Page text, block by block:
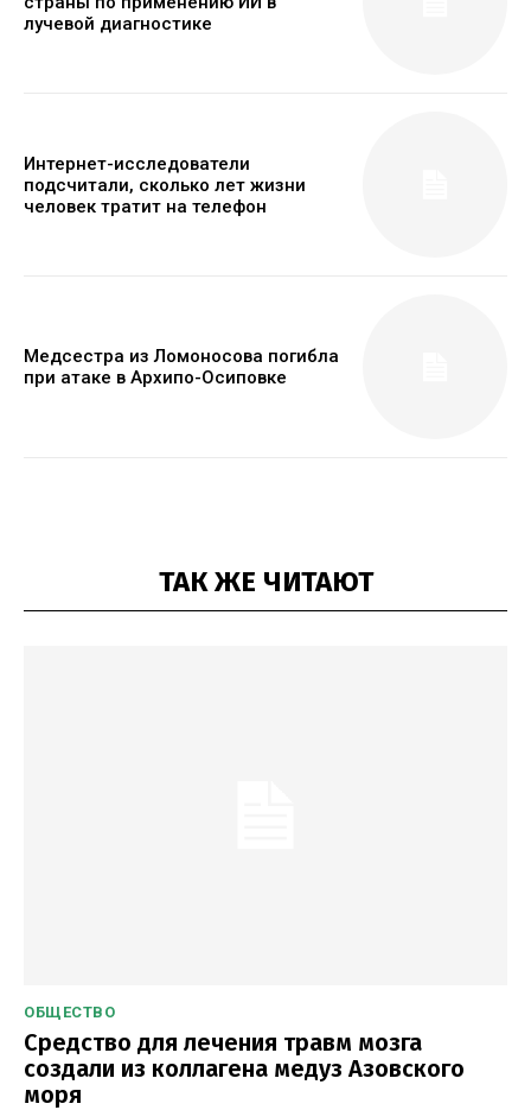
лучевой диагностике
Интернет-исследователи
подсчитали, сколько лет жизни
человек тратит на телефон
Медсестра из Ломоносова погибла
при атаке в Архипо-Осиповке
ТАК ЖЕ ЧИТАЮТ
ОБЩЕСТВО
Средство для лечения травм мозга
создали из коллагена медуз Азовского
моря